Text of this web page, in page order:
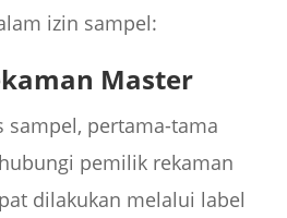
izin sampel:
Master
sampel, pertama-tama
pemilik rekaman
dilakukan melalui label